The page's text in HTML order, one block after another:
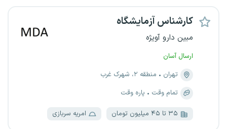
کارشناس آزمایشگاه
مبین دارو آویژه
ارسال آسان
تهران
منطقه ۲، شهرک غرب
تمام وقت
پاره وقت
۳۵ تا ۴۵ میلیون تومان امریه سربازی